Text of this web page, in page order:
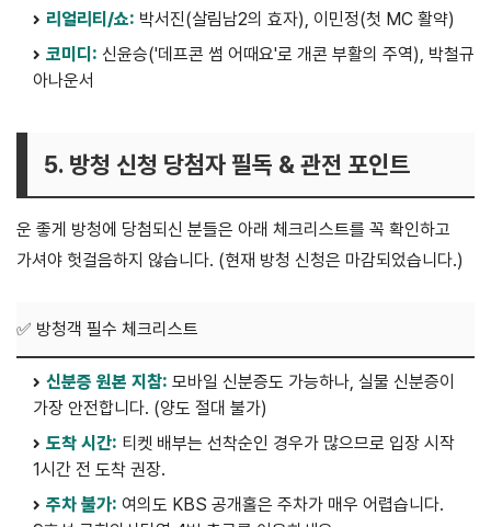
리얼리티/쇼: 박서진(살림남2의 효자), 이민정(첫 MC 활약)
코미디: 신윤승('데프콘 썸 어때요'로 개콘 부활의 주역), 박철규
아나운서
5. 방청 신청 당첨자 필독 & 관전 포인트
운 좋게 방청에 당첨되신 분들은 아래 체크리스트를 꼭 확인하고
가셔야 헛걸음하지 않습니다. (현재 방청 신청은 마감되었습니다.)
✅ 방청객 필수 체크리스트
신분증 원본 지참: 모바일 신분증도 가능하나, 실물 신분증이
가장 안전합니다. (양도 절대 불가)
도착 시간: 티켓 배부는 선착순인 경우가 많으므로 입장 시작
1시간 전 도착 권장.
주차 불가: 여의도 KBS 공개홀은 주차가 매우 어렵습니다.